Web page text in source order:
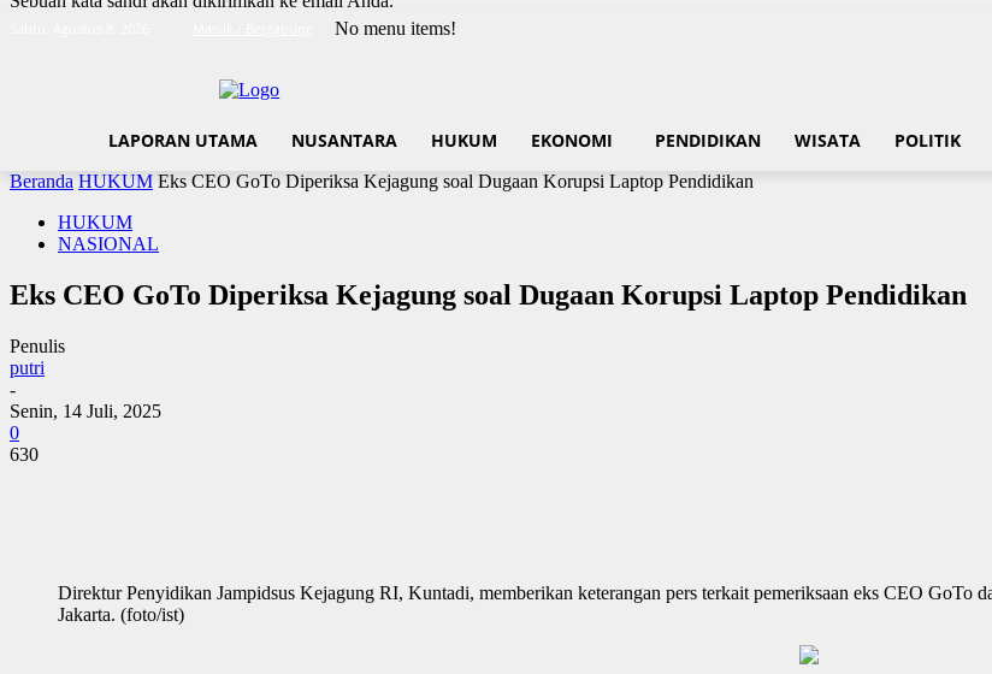
No menu items!
LAPORAN UTAMA NUSANTARA HUKUM EKONOMI PENDIDIKAN WISATA POLITIK
Beranda HUKUM Eks CEO GoTo Diperiksa Kejagung soal Dugaan Korupsi Laptop Pendidikan
HUKUM
NASIONAL
Eks CEO GoTo Diperiksa Kejagung soal Dugaan Korupsi Laptop Pendidikan
Penulis
putri
-
Senin, 14 Juli, 2025
0
630
Direktur Penyidikan Jampidsus Kejagung RI, Kuntadi, memberikan keterangan pers terkait pemeriksaan eks CEO GoTo
Jakarta. (foto/ist)